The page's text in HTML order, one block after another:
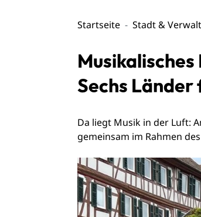
Startseite Stadt &
Sechs
Da liegt Musik in der Luft:
gemeinsam im Rahmen